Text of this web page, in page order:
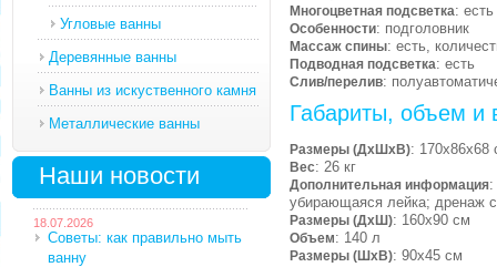
Угловые ванны
Деревянные ванны
Ванны из искуственного камня
Металлические ванны
Наши новости
18.07.2026
Советы: как правильно мыть
ванну
Многоцветная подсветка: есть
Особенности: подголовник
Массаж спины: есть,
Подводная подсветка: есть
Слив/перелив:
Габариты, объем и
Размеры (ДхШхВ): 170х86х68
Вес: 26 кг
Дополнительная информация:
убирающаяся лейка; дренаж
Размеры (ДхШ): 160х90 см
Объем: 140 л
Размеры (ШхВ): 90х45 см